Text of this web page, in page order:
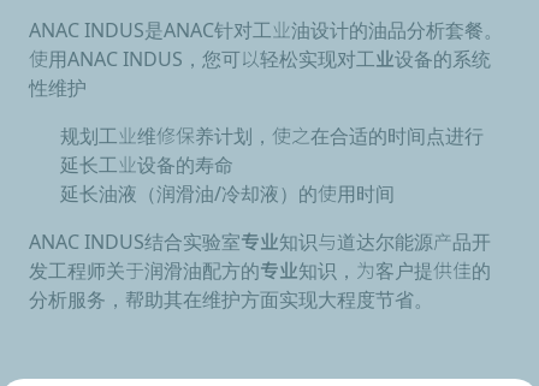
ANAC INDUS是ANAC针对工业油设计的油品分析套餐。
使用ANAC INDUS，您可以轻松实现对工业设备的系统
性维护
规划工业维修保养计划，使之在合适的时间点进行
延长工业设备的寿命
延长油液（润滑油/冷却液）的使用时间
ANAC INDUS结合实验室专业知识与道达尔能源产品开
发工程师关于润滑油配方的专业知识 ，为客户提供佳的
分析服务，帮助其在维护方面实现大程度节省。